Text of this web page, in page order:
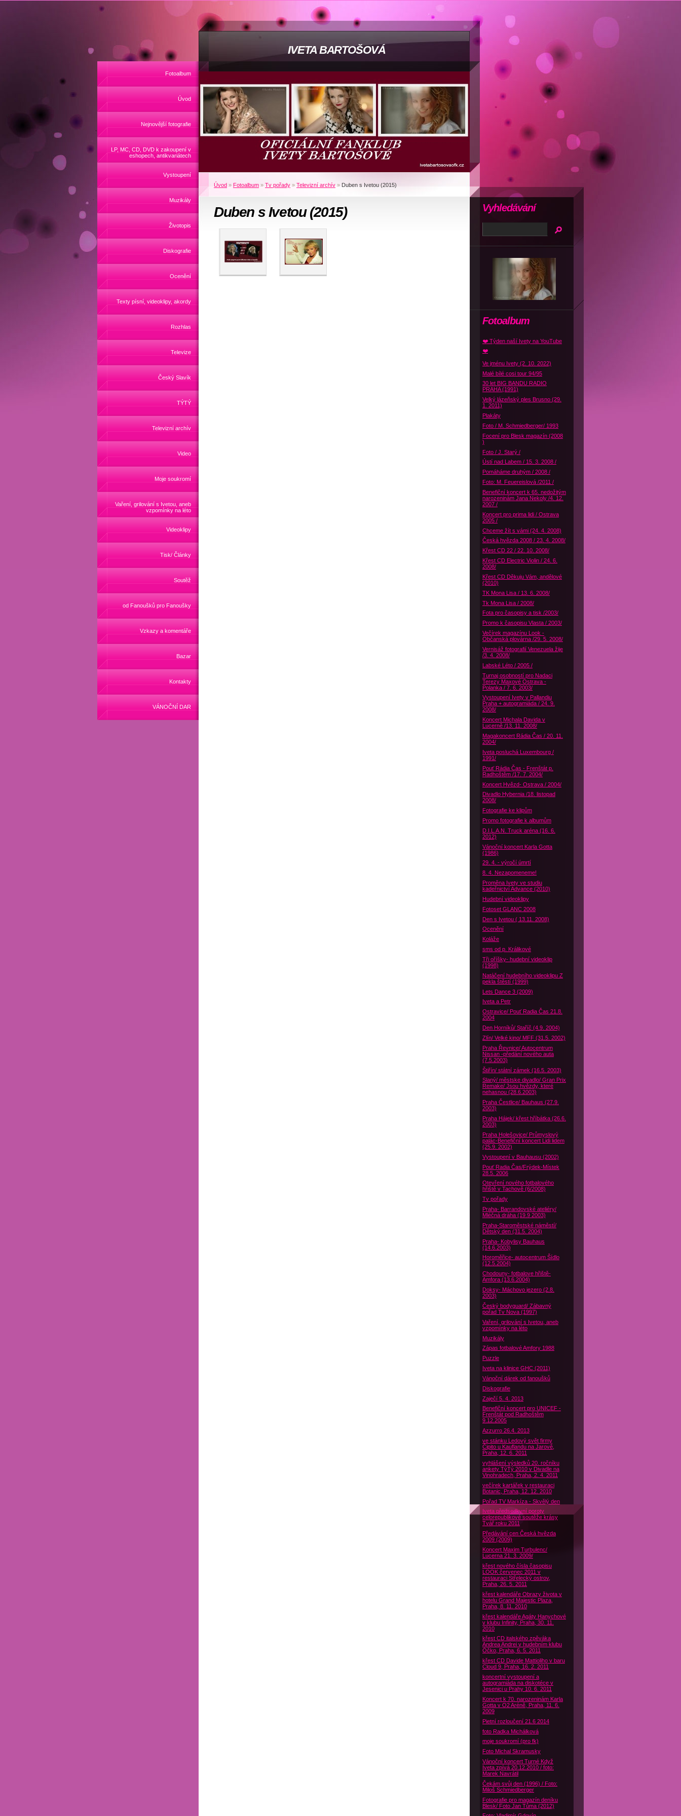
IVETA BARTOŠOVÁ
Fotoalbum
Úvod
Nejnovější fotografie
LP, MC, CD, DVD k zakoupení v
eshopech, antikvariátech
Vystoupení
Muzikály
Životopis
Diskografie
Ocenění
Texty písní, videoklipy, akordy
Rozhlas
Televize
Český Slavík
TÝTÝ
Televizní archív
Video
Moje soukromí
Vaření, grilování s Ivetou, aneb
vzpomínky na léto
Videoklipy
Tisk/ Články
Soutěž
od Fanoušků pro Fanoušky
Vzkazy a komentáře
Bazar
Kontakty
VÁNOČNÍ DAR
Úvod » Fotoalbum » Tv pořady » Televizní archív » Duben s Ivetou (2015)
Duben s Ivetou (2015)
Fotoalbum
❤️ Týden naší Ivety na YouTube
❤️
Ve jménu Ivety (2. 10. 2022)
Malé bílé cosi tour 94/95
30 let BIG BANDU RADIO
PRAHA (1991)
Velký lázeňský ples Brusno (29.
1. 2011)
Plakáty
Foto / M. Schmiedberger/ 1993
Focení pro Blesk magazín (2008
)
Foto / J. Starý /
Ústí nad Labem / 15. 3. 2008 /
Pomáháme druhým / 2008 /
Foto: M. Feuereislová /2011 /
Benefiční koncert k 65. nedožitým
narozeninám Jana Nekoly /4. 12.
2007 /
Koncert pro prima lidi / Ostrava
2005 /
Chceme žít s vámi (24. 4. 2008)
Česká hvězda 2008 / 23. 4. 2008/
Křest CD 22 / 22. 10. 2008/
Křest CD Electric Violin / 24. 6.
2008/
Křest CD Děkuju Vám, andělové
(2010)
TK Mona Lisa / 13. 6. 2008/
Tk Mona Lisa / 2008/
Fota pro časopisy a tisk /2003/
Promo k časopisu Vlasta / 2003/
Večírek magazínu Look -
Občanská plovárna /29. 5. 2008/
Vernisáž fotografií Venezuela žije
/3. 4. 2008/
Labské Léto / 2005 /
Turnaj osobností pro Nadaci
Terezy Maxové Ostrava -
Polanka / 7. 6. 2003/
Vystoupení Ivety v Pallandiu
Praha + autogramiáda / 24. 9.
2008/
Koncert Michala Davida v
Lucerně /13. 11. 2008/
Magakoncert Rádia Čas / 20. 11.
2004/
Iveta posluchá Luxembourg /
1991/
Pouť Rádia Čas - Frenštát p.
Radhoštěm /17. 7. 2004/
Koncert Hvězd- Ostrava / 2004/
Divadlo Hybernia /18. listopad
2008/
Fotografie ke klipům
Promo fotografie k albumům
D.I.L.A.N. Truck aréna (16. 6.
2012)
Vánoční koncert Karla Gotta
(1986)
29. 4. - výročí úmrtí
8. 4. Nezapomeneme!
Proměna Ivety ve studiu
kadeřnictví Advance (2010)
Hudební videoklipy
Fotoset GLANC 2008
Den s Ivetou ( 13.11. 2008)
Ocenění
Koláže
sms od p. Králikové
Tři oříšky- hudební videoklip
(1998)
Natáčení hudebního videoklipu Z
pekla štěstí (1999)
Lets Dance 3 (2009)
Iveta a Petr
Ostravice/ Pouť Radia Čas 21.8.
2004
Den Horníků/ Staříč (4.9. 2004)
Zlín/ Velké kino/ MFF (31.5. 2002)
Praha Řevnice/ Autocentrum
Nissan -předání nového auta
(7.5.2003)
Štiřín/ státní zámek (16.5. 2003)
Slaný/ městske divadlo/ Gran Prix
Remake/ Jsou hvězdy, které
nehasnou (28.6.2003)
Praha Čestlice/ Bauhaus (27.9.
2003)
Praha Hájek/ křest hříbátka (26.6.
2003)
Praha Holešovice/ Průmyslový
palác-Benefiční koncert Lidi lidem
(25.9. 2002)
Vystoupení v Bauhausu (2002)
Pouť Radia Čas/Frýdek-Místek
28.5. 2006
Otevření nového fotbalového
hřiště v Tachově (6/2008)
Tv pořady
Praha- Barrandovské ateliéry/
Mléčná dráha (19.9 2003)
Praha-Staroměstské náměstí/
Dětský den (31.5. 2004)
Praha- Kobylisy Bauhaus
(14.6.2003)
Horoměřice- autocentrum Šídlo
(12.5.2004)
Chodouny- fotbalove hřiště-
Amfora (13.6.2004)
Doksy- Máchovo jezero (2.8.
2003)
Český bodyguard/ Zábavný
pořad Tv Nova (1997)
Vaření, grilování s Ivetou, aneb
vzpomínky na léto
Muzikály
Zápas fotbalové Amfory 1988
Puzzle
Iveta na klinice GHC (2011)
Vánoční dárek od fanoušků
Diskografie
Zaječí 5. 4. 2013
Benefiční koncert pro UNICEF -
Frenštát pod Radhoštěm
9.12.2005
Azzurro 26.4. 2013
ve stánku Ledový svět firmy
Čipito u Kauflandu na Jarově,
Praha, 12. 6. 2011
vyhlášení výsledků 20. ročníku
ankety TýTý 2010 v Divadle na
Vinohradech, Praha, 2. 4. 2011
večírek kartářek v restauraci
Botanic, Praha, 12. 12. 2010
Pořad TV Markíza - Skvělý den
Iveta předsedkyní poroty
celorepublikové soutěže krásy
Tvář roku 2011
Předávání cen Česká hvězda
2009 (2009)
Koncert Maxim Turbulenc/
Lucerna 21. 3. 2009/
křest nového čísla časopisu
LOOK červenec 2011 v
restauraci Střelecký ostrov,
Praha, 26. 5. 2011
křest kalendáře Obrazy života v
hotelu Grand Majestic Plaza,
Praha, 8. 11. 2010
křest kalendáře Agáty Hanychové
v klubu Infinity, Praha, 30. 11.
2010
křest CD italského zpěváka
Andrea Andrei v hudebním klubu
Óčko, Praha, 6. 5. 2011
křest CD Davide Mattioliho v baru
Cloud 9, Praha, 16. 2. 2011
koncertní vystoupení a
autogramiáda na diskotéce v
Jesenici u Prahy 10. 6. 2011
Koncert k 70. narozeninám Karla
Gotta v O2 Aréně, Praha, 11. 6.
2009
Pietní rozloučení 21.6 2014
foto Radka Michálková
moje soukromí (pro fk)
Foto Michal Skramusky
Vánoční koncert Turné Když
Iveta zpívá 20.12.2010 / foto:
Marek Navrátil
Čekám svůj den (1996) / Foto:
Miloš Schmiedberger
Fotografie pro magazín deníku
Blesk/ Foto Jan Tůma (2012)
Vyhledávání